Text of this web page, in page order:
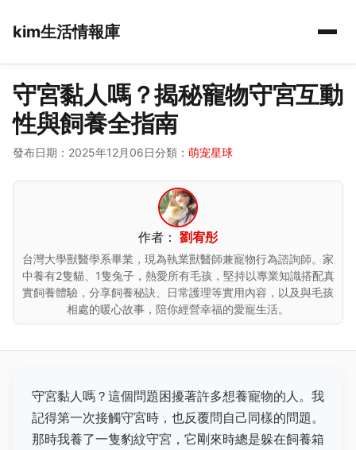
kim生活情報庫
守宮黏人嗎？揭秘寵物守宮互動
性與飼養全指南
發布日期：2025年12月06日分類： 萌宠星球
作者： 劉宥彤
台灣大學獸醫學系畢業，現為執業獸醫師兼寵物行為諮詢師。家
中養有2隻貓、1隻兔子，熱愛所有毛孩，堅持以專業知識搭配真
實飼養體驗，分享飼養秘訣、日常護理等實用內容，以及與毛孩
相處的暖心故事，陪你經營幸福的愛寵生活。
守宮黏人嗎？這個問題困擾著許多想養寵物的人。我
記得第一次接觸守宮時，也反覆問自己同樣的問題。
那時我養了一隻豹紋守宮，它剛來時總是躲在飼養箱